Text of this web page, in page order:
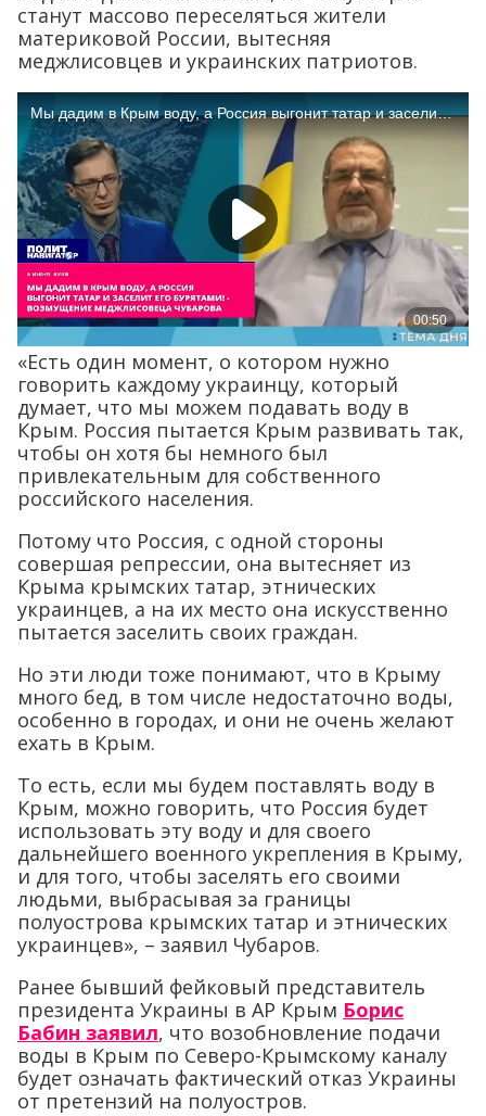
станут массово переселяться жители
материковой России, вытесняя
меджлисовцев и украинских патриотов.
«Есть один момент, о котором нужно
говорить каждому украинцу, который
думает, что мы можем подавать воду в
Крым. Россия пытается Крым развивать так,
чтобы он хотя бы немного был
привлекательным для собственного
российского населения.
Потому что Россия, с одной стороны
совершая репрессии, она вытесняет из
Крыма крымских татар, этнических
украинцев, а на их место она искусственно
пытается заселить своих граждан.
Но эти люди тоже понимают, что в Крыму
много бед, в том числе недостаточно воды,
особенно в городах, и они не очень желают
ехать в Крым.
То есть, если мы будем поставлять воду в
Крым, можно говорить, что Россия будет
использовать эту воду и для своего
дальнейшего военного укрепления в Крыму,
и для того, чтобы заселять его своими
людьми, выбрасывая за границы
полуострова крымских татар и этнических
украинцев», – заявил Чубаров.
Ранее бывший фейковый представитель
президента Украины в АР Крым Борис
Бабин заявил, что возобновление подачи
воды в Крым по Северо-Крымскому каналу
будет означать фактический отказ Украины
от претензий на полуостров.